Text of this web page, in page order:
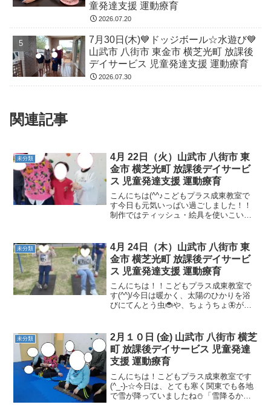
童発達支援 運動療育
2026.07.20
7月30日(木)💙ドッジボール☆水遊び💙
山武市 八街市 東金市 横芝光町 放課後
デイサービス 児童発達支援 運動療育
2026.07.30
関連記事
未分類
4月 22日（火）山武市 八街市 東
金市 横芝光町 放課後デイサービ
ス 児童発達支援 運動療育
こんにちは(^^♪こどもプラス成東教室で
す今日も元気いっぱい過ごしました！！
制作ではティッシュ・絵具を使いこいの
運動遊びはキッズヨガの時間です！！ ま
た明日も元気に会...
未分類
4月 24日（木）山武市 八街市 東
金市 横芝光町 放課後デイサービ
ス 児童発達支援 運動療育
こんにちは！！こどもプラス成東教室で
す(^^)/今日は暖かく、太陽のひかりを浴
びにてんとう虫🐞や、ちょうちょ🦋がた
今日は近所の公園まで歩いて行きまし
た！鬼ごっこやブラン...
未分類
2月１０日 (金) 山武市 八街市 横芝
町 放課後デイサービス 児童発達
支援 運動療育
こんにちは！こどもプラス成東教室です
(^_-)-☆今日は、とても寒く関東でも各地
で雪が降っていましたね⛄「雪降るか